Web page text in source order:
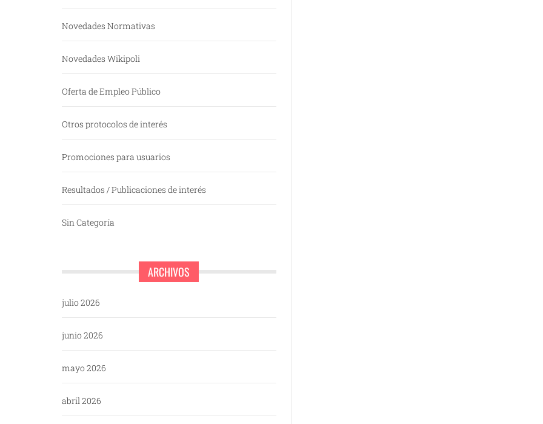
Novedades Normativas
Novedades Wikipoli
Oferta de Empleo Público
Otros protocolos de interés
Promociones para usuarios
Resultados / Publicaciones de interés
Sin Categoría
ARCHIVOS
julio 2026
junio 2026
mayo 2026
abril 2026